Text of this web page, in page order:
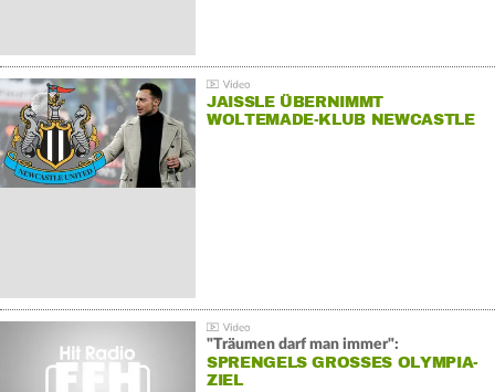
JAISSLE ÜBERNIMMT
WOLTEMADE-KLUB NEWCASTLE
"Träumen darf man immer":
SPRENGELS GROSSES OLYMPIA-Z
IEL